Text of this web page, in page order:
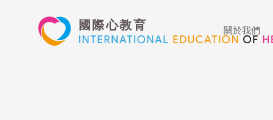
國際心教育 關於我們